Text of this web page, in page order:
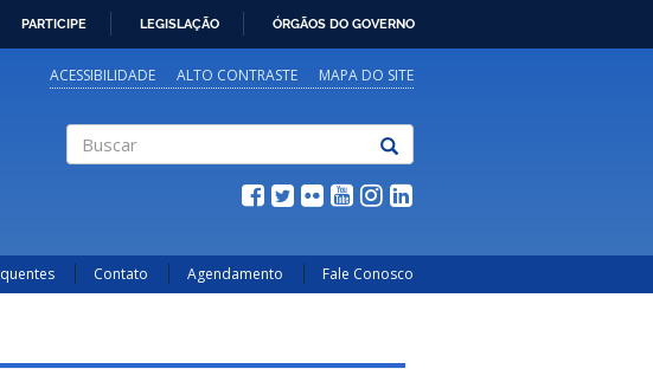
PARTICIPE LEGISLAÇÃO ÓRGÃOS DO GOVERNO
ACESSIBILIDADE ALTO CONTRASTE MAPA DO SITE
Contato Agendamento Fale Conosco